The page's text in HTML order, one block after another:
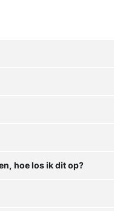
hoe los ik dit op?